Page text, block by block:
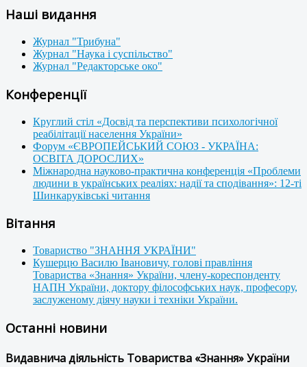
Наші видання
Журнал "Трибуна"
Журнал "Наука і суспільство"
Журнал "Редакторське око"
Конференції
Круглий стіл «Досвід та перспективи психологічної
реабілітації населення України»
Форум «ЄВРОПЕЙСЬКИЙ СОЮЗ - УКРАЇНА:
ОСВІТА ДОРОСЛИХ»
Міжнародна науково-практична конференція «Проблеми
людини в українських реаліях: надії та сподівання»: 12-ті
Шинкаруківські читання
Вітання
Товариство "ЗНАННЯ УКРАЇНИ"
Кушерцю Василю Івановичу, голові правління
Товариства «Знання» України, члену-кореспонденту
НАПН України, доктору філософських наук, професору,
заслуженому діячу науки і техніки України.
Останні новини
Видавнича діяльність Товариства «Знання» України